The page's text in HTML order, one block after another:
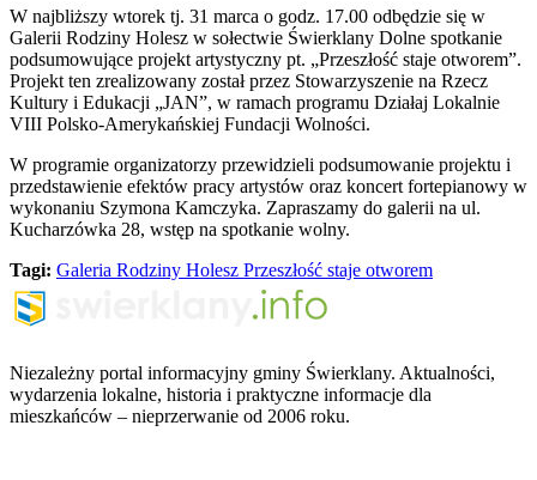
W najbliższy wtorek tj. 31 marca o godz. 17.00 odbędzie się w
Galerii Rodziny Holesz w sołectwie Świerklany Dolne spotkanie
podsumowujące projekt artystyczny pt. „Przeszłość staje otworem”.
Projekt ten zrealizowany został przez Stowarzyszenie na Rzecz
Kultury i Edukacji „JAN”, w ramach programu Działaj Lokalnie
VIII Polsko-Amerykańskiej Fundacji Wolności.
W programie organizatorzy przewidzieli podsumowanie projektu i
przedstawienie efektów pracy artystów oraz koncert fortepianowy w
wykonaniu Szymona Kamczyka. Zapraszamy do galerii na ul.
Kucharzówka 28, wstęp na spotkanie wolny.
Tagi: Galeria Rodziny Holesz Przeszłość staje otworem
Niezależny portal informacyjny gminy Świerklany. Aktualności,
wydarzenia lokalne, historia i praktyczne informacje dla
mieszkańców – nieprzerwanie od 2006 roku.